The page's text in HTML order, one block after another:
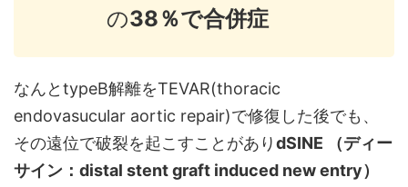
の38％で合併症
なんとtypeB解離をTEVAR(thoracic
endovasucular aortic repair)で修復した後でも、
その遠位で破裂を起こすことがありdSINE （ディー
サイン：distal stent graft induced new entry）